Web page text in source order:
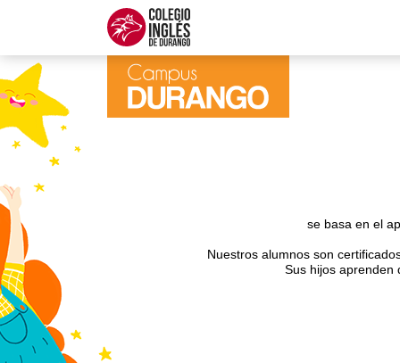
se basa en el
Nuestros alumnos son
Sus hijos aprenden